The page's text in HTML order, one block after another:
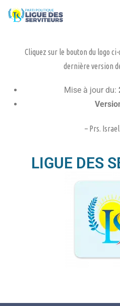
Cliquez sur le bouton du logo
dernière version
Mise à jour du:
– Prs.
LIGUE DES